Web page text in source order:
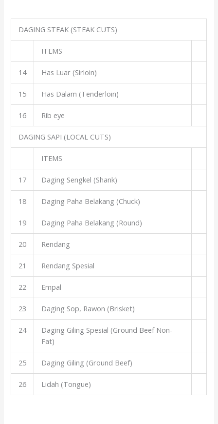
DAGING STEAK (STEAK CUTS)
ITEMS
14 Has Luar (Sirloin)
15 Has Dalam (Tenderloin)
16 Rib eye
DAGING SAPI (LOCAL CUTS)
ITEMS
17 Daging Sengkel (Shank)
18 Daging Paha Belakang (Chuck)
19 Daging Paha Belakang (Round)
20 Rendang
21 Rendang Spesial
22 Empal
23 Daging Sop, Rawon (Brisket)
24
Daging Giling Spesial (Ground Beef Non-
Fat)
25 Daging Giling (Ground Beef)
26 Lidah (Tongue)